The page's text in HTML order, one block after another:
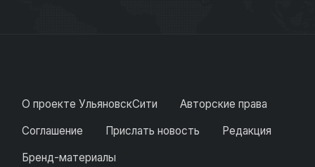
О проекте УльяновскСити
Авторские права
Соглашение
Прислать новость
Редакция
Бренд-материалы